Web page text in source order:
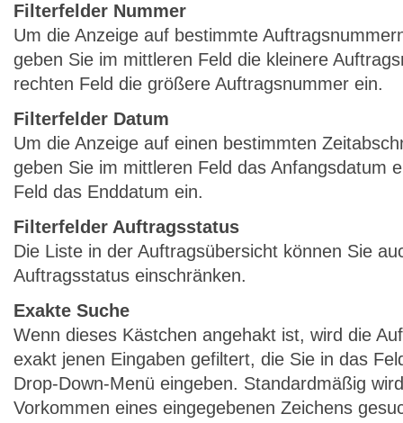
Filterfelder Nummer
Um die Anzeige auf bestimmte
geben Sie im mittleren Feld die kleinere
rechten Feld die größere Auftragsnummer ein.
Filterfelder Datum
Um die Anzeige auf einen bestimmten
geben Sie im mittleren Feld das Anfangsdatum
Feld das Enddatum ein.
Filterfelder Auftragsstatus
Die Liste in der Auftragsübersicht können Sie
Auftragsstatus einschränken.
Exakte Suche
Wenn dieses Kästchen angehakt ist, wird die
exakt jenen Eingaben gefiltert, die Sie in das
Drop-Down-Menü eingeben. Standardmäßig
Vorkommen eines eingegebenen Zeichens